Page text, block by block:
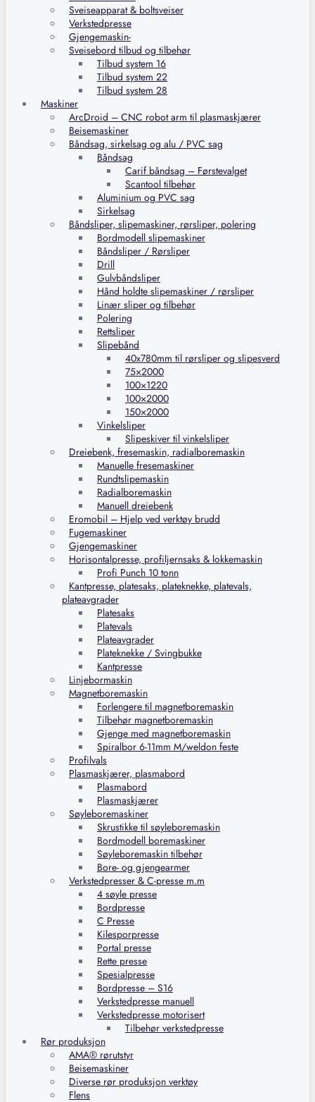
Sveiseapparat & boltsveiser
Verkstedpresse
Gjengemaskin-
Sveisebord tilbud og tilbehør
Tilbud system 16
Tilbud system 22
Tilbud system 28
Maskiner
ArcDroid – CNC robot arm til plasmaskjærer
Beisemaskiner
Båndsag, sirkelsag og alu / PVC sag
Båndsag
Carif båndsag – Førstevalget
Scantool tilbehør
Aluminium og PVC sag
Sirkelsag
Båndsliper, slipemaskiner, rørsliper, polering
Bordmodell slipemaskiner
Båndsliper / Rørsliper
Drill
Gulvbåndsliper
Hånd holdte slipemaskiner / rørsliper
Linær sliper og tilbehør
Polering
Rettsliper
Slipebånd
40x780mm til rørsliper og slipesverd
75×2000
100×1220
100×2000
150×2000
Vinkelsliper
Slipeskiver til vinkelsliper
Dreiebenk, fresemaskin, radialboremaskin
Manuelle fresemaskiner
Rundtslipemaskin
Radialboremaskin
Manuell dreiebenk
Eromobil – Hjelp ved verktøy brudd
Fugemaskiner
Gjengemaskiner
Horisontalpresse, profiljernsaks & lokkemaskin
Profi Punch 10 tonn
Kantpresse, platesaks, plateknekke, platevals,
plateavgrader
Platesaks
Platevals
Plateavgrader
Plateknekke / Svingbukke
Kantpresse
Linjebormaskin
Magnetboremaskin
Forlengere til magnetboremaskin
Tilbehør magnetboremaskin
Gjenge med magnetboremaskin
Spiralbor 6-11mm M/weldon feste
Profilvals
Plasmaskjærer, plasmabord
Plasmabord
Plasmaskjærer
Søyleboremaskiner
Skrustikke til søyleboremaskin
Bordmodell boremaskiner
Søyleboremaskin tilbehør
Bore- og gjengearmer
Verkstedpresser & C-presse m.m
4 søyle presse
Bordpresse
C Presse
Kilesporpresse
Portal presse
Rette presse
Spesialpresse
Bordpresse – S16
Verkstedpresse manuell
Verkstedpresse motorisert
Tilbehør verkstedpresse
Rør produksjon
AMA® rørutstyr
Beisemaskiner
Diverse rør produksjon verktøy
Flens